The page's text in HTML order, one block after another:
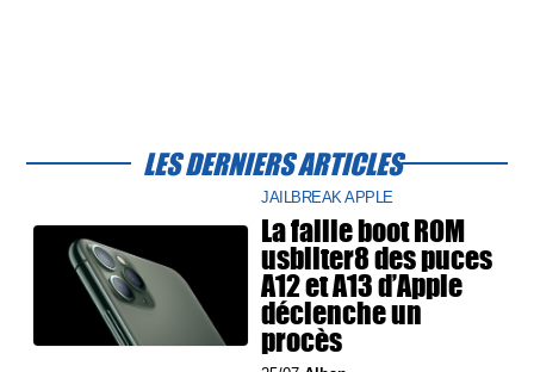
LES DERNIERS ARTICLES
JAILBREAK APPLE
La faille boot ROM
usbliter8 des puces
A12 et A13 d’Apple
déclenche un
procès